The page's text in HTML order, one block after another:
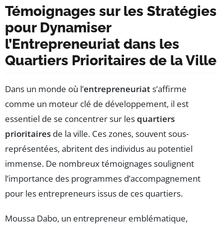
Témoignages sur les Stratégies
pour Dynamiser
l’Entrepreneuriat dans les
Quartiers Prioritaires de la Ville
Dans un monde où l’entrepreneuriats’affirme
comme un moteur clé de développement, il est
essentiel de se concentrer sur lesquartiers
prioritaires de la ville. Ces zones, souvent sous-
représentées, abritent des individus au potentiel
immense. De nombreux témoignages soulignent
l’importance des programmes d’accompagnement
pour les entrepreneurs issus de ces quartiers.
Moussa Dabo, un entrepreneur emblématique,